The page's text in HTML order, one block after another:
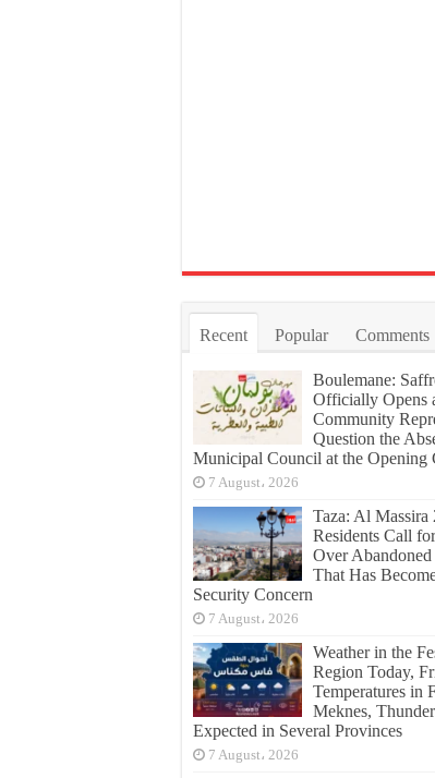
Recent Popular Comments
Boulemane:
Officially Opens
Community
Question the
Municipal Council at the Opening
7 August، 2026
Taza: Al Massira
Residents Call
Over
That Has
Security Concern
7 August، 2026
Weather in the
Region Today,
Temperatures in
Meknes,
Expected in Several Provinces
7 August، 2026